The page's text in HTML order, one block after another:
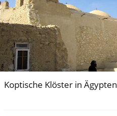
Koptische Klöster in Ägypten